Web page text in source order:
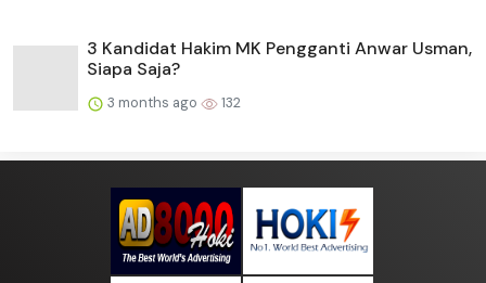
3 Kandidat Hakim MK Pengganti Anwar Usman,
Siapa Saja?
3 months ago 132